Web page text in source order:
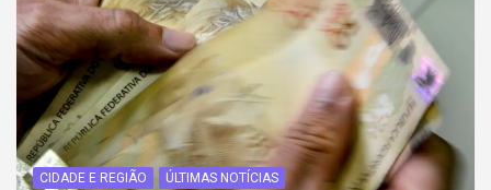
CIDADE E REGIÃO ÚLTIMAS NOTÍCIAS